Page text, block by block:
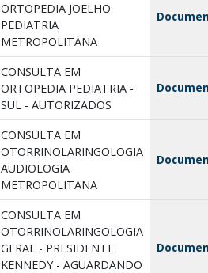
ORTOPEDIA JOELHO
PEDIATRIA
METROPOLITANA
CONSULTA EM
ORTOPEDIA PEDIATRIA -
SUL - AUTORIZADOS
CONSULTA EM
OTORRINOLARINGOLOGIA
AUDIOLOGIA
METROPOLITANA
CONSULTA EM
OTORRINOLARINGOLOGIA
GERAL - PRESIDENTE
KENNEDY - AGUARDANDO